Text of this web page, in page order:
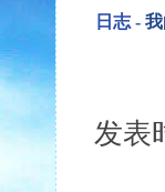
日志 -
发表